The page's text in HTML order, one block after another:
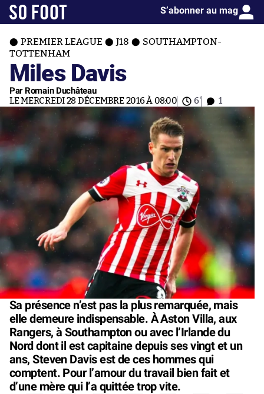
S’abonner au mag
PREMIER LEAGUE J18
SOUTHAMPTON-
TOTTENHAM
Miles Davis
Par Romain Duchâteau
LE MERCREDI 28 DÉCEMBRE 2016 À 08:00 6' 1
Sa présence n’est pas la plus remarquée, mais
elle demeure indispensable. À Aston Villa, aux
Rangers, à Southampton ou avec l’Irlande du
Nord dont il est capitaine depuis ses vingt et un
ans, Steven Davis est de ces hommes qui
comptent. Pour l’amour du travail bien fait et
d’une mère qui l’a quittée trop vite.